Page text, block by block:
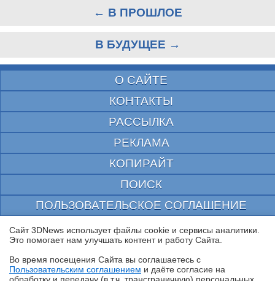
← В ПРОШЛОЕ
В БУДУЩЕЕ →
О САЙТЕ
КОНТАКТЫ
РАССЫЛКА
РЕКЛАМА
КОПИРАЙТ
ПОИСК
ПОЛЬЗОВАТЕЛЬСКОЕ СОГЛАШЕНИЕ
ЗАЩИЩЕНО CURATOR
© 1997—2026 Электронное периодическое издание "3ДНьюс" | Свидетельство о
выдано Федеральной Службой по надзору за соблюдением законодательства в сфере
массовых коммуникаций и охране культурного наследия
Сайт 3DNews использует файлы cookie и сервисы аналитики.
Это помогает нам улучшать контент и работу Cайта.
Во время посещения Cайта вы соглашаетесь с
Пользовательским соглашением и даёте согласие на